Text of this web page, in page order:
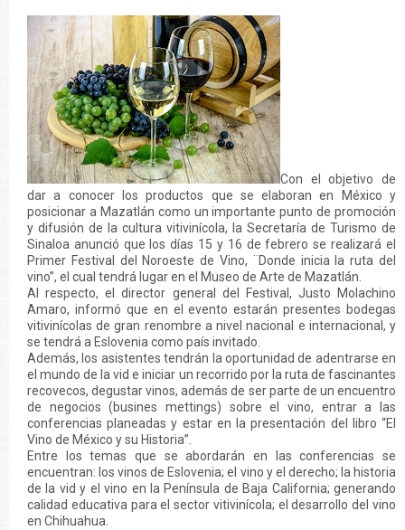
Con el objetivo de
dar a conocer los productos que se elaboran en México y
posicionar a Mazatlán como un importante punto de promoción
y difusión de la cultura vitivinícola, la Secretaría de Turismo de
Sinaloa anunció que los días 15 y 16 de febrero se realizará el
Primer Festival del Noroeste de Vino, ¨Donde inicia la ruta del
vino”, el cual tendrá lugar en el Museo de Arte de Mazatlán.
Al respecto, el director general del Festival, Justo Molachino
Amaro, informó que en el evento estarán presentes bodegas
vitivinícolas de gran renombre a nivel nacional e internacional, y
se tendrá a Eslovenia como país invitado.
Además, los asistentes tendrán la oportunidad de adentrarse en
el mundo de la vid e iniciar un recorrido por la ruta de fascinantes
recovecos, degustar vinos, además de ser parte de un encuentro
de negocios (busines mettings) sobre el vino, entrar a las
conferencias planeadas y estar en la presentación del libro “El
Vino de México y su Historia”.
Entre los temas que se abordarán en las conferencias se
encuentran: los vinos de Eslovenia; el vino y el derecho; la historia
de la vid y el vino en la Península de Baja California; generando
calidad educativa para el sector vitivinícola; el desarrollo del vino
en Chihuahua.